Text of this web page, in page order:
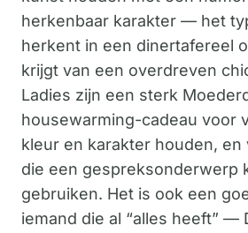
herkenbaar karakter — het
herkent in een dinertafereel
krijgt van een overdreven
Ladies zijn een sterk
housewarming-cadeau voor
kleur en karakter houden,
die een gespreksonderwerp
gebruiken. Het is ook een
iemand die al “alles heeft” —